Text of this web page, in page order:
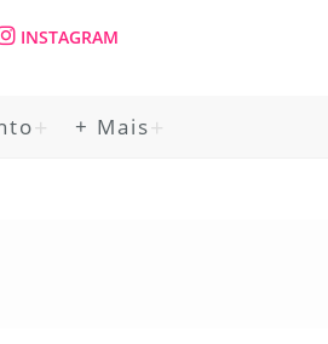
INSTAGRAM
+ Mais